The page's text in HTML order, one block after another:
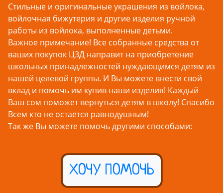
Стильные и оригинальные украшения из войлока,
войлочная бижутерия и другие изделия ручной
работы из войлока, выполненные детьми.
Важное примечание! Все собранные средства от
ваших покупок ЦЗД направит на приобретение
школьных принадлежностей нуждающимся детям из
нашей целевой группы. И Вы можете внести свой
вклад и помочь им купив наши изделия! Каждый
Ваш сом поможет вернуться детям в школу! Спасибо
Всем кто не остается равнодушным!
Так же Вы можете помочь другими способами:
ХОЧУ ПОМОЧЬ